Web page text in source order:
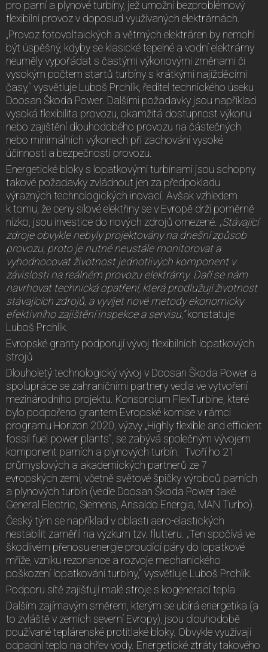
pro parní a plynové turbíny, jež umožní bezproblémový
flexibilní provoz v doposud využívaných elektrárnách.
„Provoz fotovoltaických a větrných elektráren by nemohl
být úspěšný, kdyby se klasické tepelné a vodní elektrárny
neuměly vypořádat s častými výkonovými změnami či
vysokým počtem startů turbíny s krátkými najížděcími
časy,“ vysvětluje Luboš Prchlík, ředitel technického úseku
Doosan Škoda Power. Dalšími požadavky jsou například
vysoká flexibilita provozu, okamžitá dostupnost výkonu
nebo zajištění dlouhodobého provozu na částečných
nebo minimálních výkonech při zachování vysoké
účinnosti a bezpečnosti provozu.
Energetické bloky s lopatkovými turbínami jsou schopny
takové požadavky zvládnout jen za předpokladu
výrazných technologických inovací. Avšak vzhledem
k tomu, že ceny silové elektřiny se v Evropě drží poměrně
nízko, jsou investice do nových zdrojů omezené. „Stávající
zdroje obvykle nebyly projektovány na dnešní způsob
provozu, proto je nutné neustále monitorovat a
vyhodnocovat životnost jednotlivých komponent v
závislosti na reálném provozu elektrárny. Daří se nám
navrhovat technická opatření, která prodlužují životnost
stávajících zdrojů, a vyvíjet nové metody ekonomicky
efektivního zajištění inspekce a servisu,“konstatuje
Luboš Prchlík.
Evropské granty podporují vývoj flexibilních lopatkových
strojů
Dlouholetý technologický vývoj v Doosan Škoda Power a
spolupráce se zahraničními partnery vedla ve vytvoření
mezinárodního projektu. Konsorcium FlexTurbine, které
bylo podpořeno grantem Evropské komise v rámci
programu Horizon 2020, výzvy „Highly flexible and efficient
fossil fuel power plants”, se zabývá společným vývojem
komponent parních a plynových turbín. Tvoří ho 21
průmyslových a akademických partnerů ze 7
evropských zemí, včetně světové špičky výrobců parních
a plynových turbín (vedle Doosan Škoda Power také
General Electric, Siemens, Ansaldo Energia, MAN Turbo).
Český tým se například v oblasti aero-elastických
nestabilit zaměřil na výzkum tzv. flutteru. „Ten spočívá ve
škodlivém přenosu energie proudící páry do lopatkové
mříže, vzniku rezonance a rozvoje mechanického
poškození lopatkování turbíny,“ vysvětluje Luboš Prchlík.
Podporu sítě zajišťují malé stroje s kogenerací tepla
Dalším zajímavým směrem, kterým se ubírá energetika (a
to zvláště v zemích severní Evropy), jsou dlouhodobě
používané teplárenské protitlaké bloky. Obvykle využívají
odpadní teplo na ohřev vody. Energetické ztráty takového